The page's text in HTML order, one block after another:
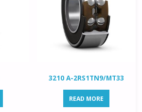
3210 A-2RS1TN9/MT33
READ MORE